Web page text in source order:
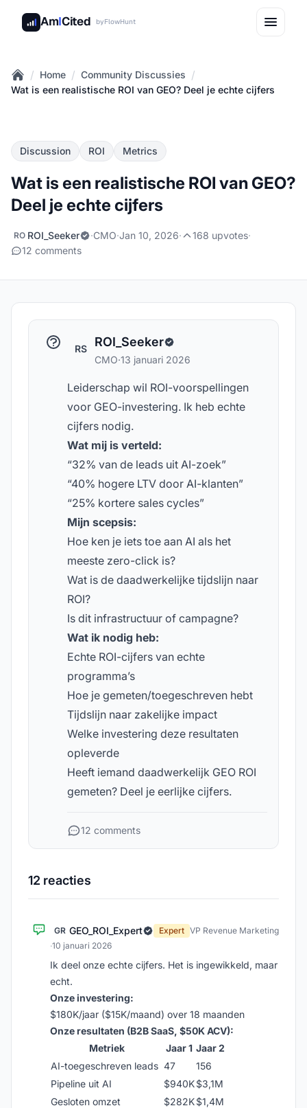
AmICited byFlowHunt
Home
/ Home / Community Discussies /
Wat is een realistische ROI van GEO? Deel je echte cijfers
Discussion ROI Metrics
Wat is een realistische ROI van GEO?
Deel je echte cijfers
RO ROI_Seeker ·CMO·Jan 10, 2026· 168 upvotes·
12 comments
RS ROI_Seeker
CMO·13 januari 2026
Leiderschap wil ROI-voorspellingen
voor GEO-investering. Ik heb echte
cijfers nodig.
Wat mij is verteld:
“32% van de leads uit AI-zoek”
“40% hogere LTV door AI-klanten”
“25% kortere sales cycles”
Mijn scepsis:
Hoe ken je iets toe aan AI als het
meeste zero-click is?
Wat is de daadwerkelijke tijdslijn naar
ROI?
Is dit infrastructuur of campagne?
Wat ik nodig heb:
Echte ROI-cijfers van echte
programma’s
Hoe je gemeten/toegeschreven hebt
Tijdslijn naar zakelijke impact
Welke investering deze resultaten
opleverde
Heeft iemand daadwerkelijk GEO ROI
gemeten? Deel je eerlijke cijfers.
12 comments
12 reacties
GR GEO_ROI_Expert Expert VP Revenue Marketing
·10 januari 2026
Ik deel onze echte cijfers. Het is ingewikkeld, maar
echt.
Onze investering:
$180K/jaar ($15K/maand) over 18 maanden
Onze resultaten (B2B SaaS, $50K ACV):
Metriek
Jaar 1 Jaar 2
AI-toegeschreven leads 47
156
Pipeline uit AI
$940K$3,1M
Gesloten omzet
$282K$1,4M